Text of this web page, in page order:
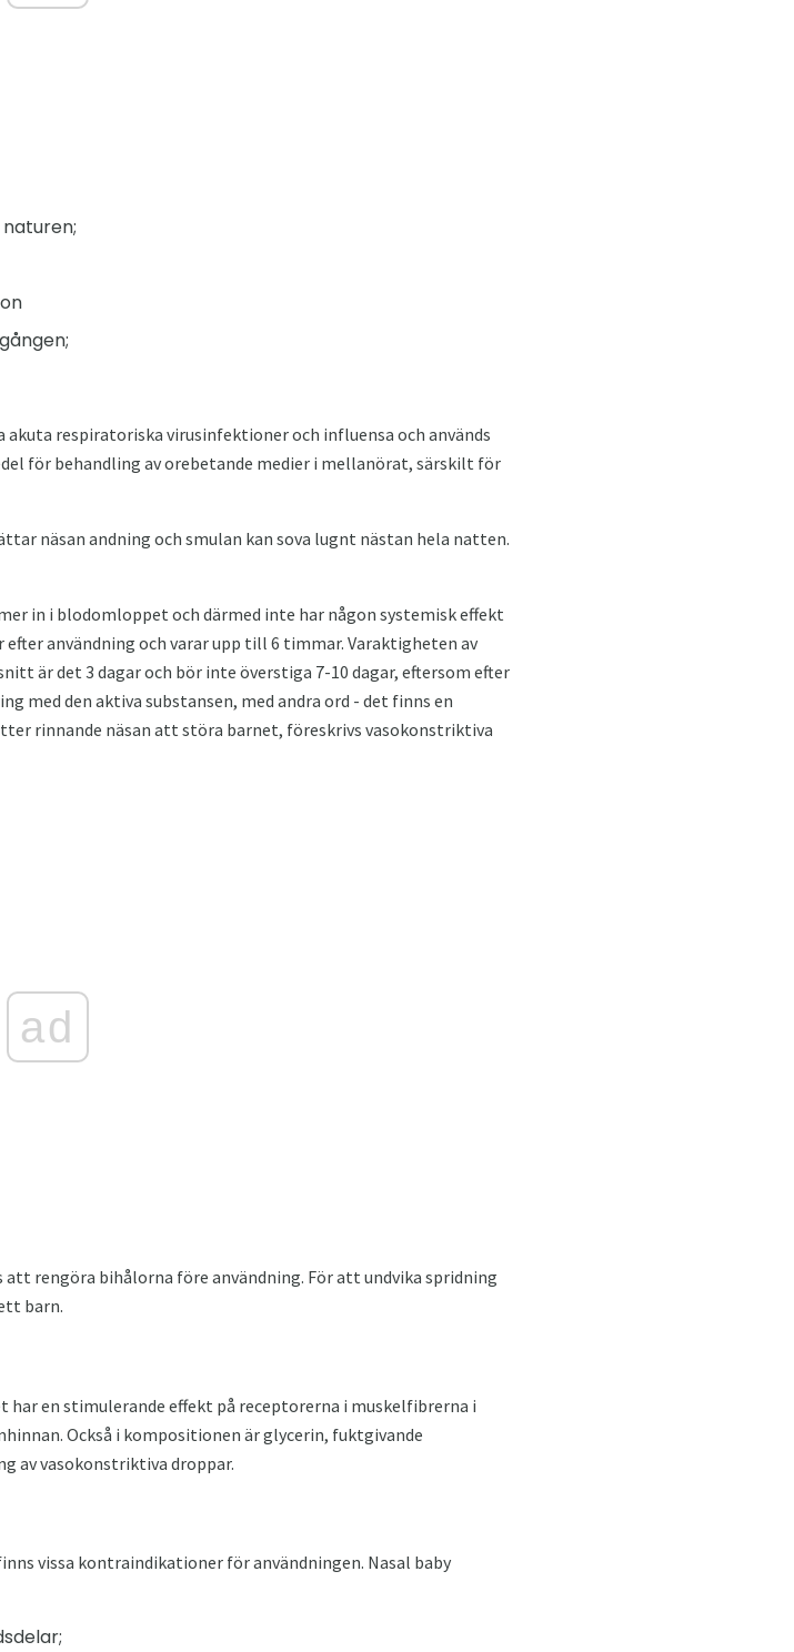
respiratoriska virusinfektioner och influensa och används
för behandling av orebetande medier i mellanörat, särskilt för
näsan andning och smulan kan sova lugnt nästan hela natten.
in i blodomloppet och därmed inte har någon systemisk effekt
användning och varar upp till 6 timmar. Varaktigheten av
är det 3 dagar och bör inte överstiga 7-10 dagar, eftersom efter
med den aktiva substansen, med andra ord - det finns en
rinnande näsan att störa barnet, föreskrivs vasokonstriktiva
ad
rengöra bihålorna före användning. För att undvika spridning
barn.
en stimulerande effekt på receptorerna i muskelfibrerna i
Också i kompositionen är glycerin, fuktgivande
av vasokonstriktiva droppar.
vissa kontraindikationer för användningen. Nasal baby